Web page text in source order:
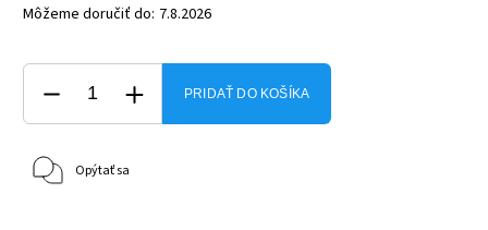
Môžeme doručiť do: 7.8.2026
PRIDAŤ DO KOŠÍKA
Opýtať sa